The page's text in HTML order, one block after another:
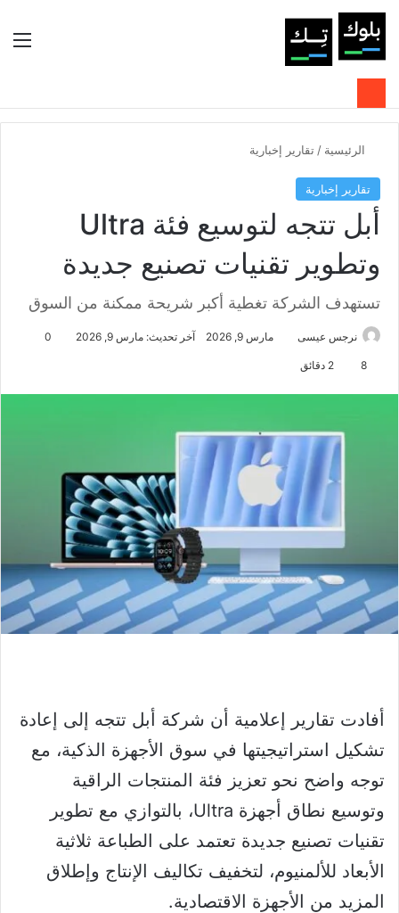
بحثالوضع
الرئيسية / تقارير إخبارية
تقارير إخبارية
أبل تتجه لتوسيع فئة Ultra
وتطوير تقنيات تصنيع جديدة
تستهدف الشركة تغطية أكبر شريحة ممكنة من السوق
نرجس عيسى مارس 9, 2026 آخر تحديث: مارس 9, 2026 0
8
أفادت تقارير إعلامية أن شركة أبل تتجه إلى إعادة
تشكيل استراتيجيتها في سوق الأجهزة الذكية، مع
توجه واضح نحو تعزيز فئة المنتجات الراقية
وتوسيع نطاق أجهزة Ultra، بالتوازي مع تطوير
تقنيات تصنيع جديدة تعتمد على الطباعة ثلاثية
الأبعاد للألمنيوم، لتخفيف تكاليف الإنتاج وإطلاق
المزيد من الأجهزة الاقتصادية.